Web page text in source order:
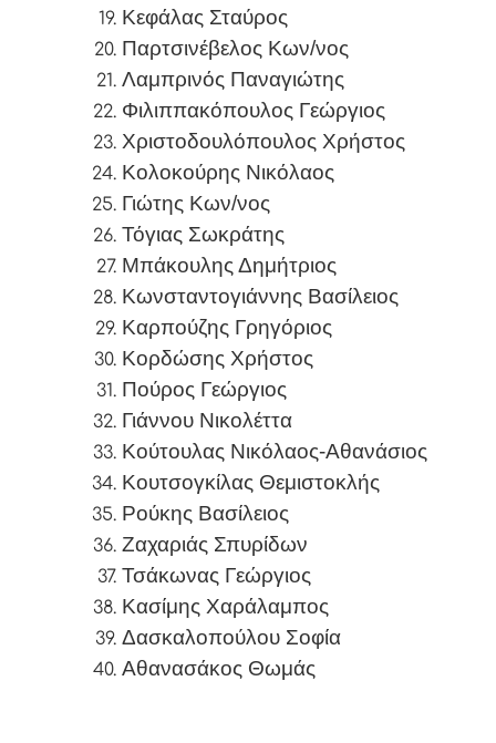
Κεφάλας Σταύρος
Παρτσινέβελος Κων/νος
Λαμπρινός Παναγιώτης
Φιλιππακόπουλος Γεώργιος
Χριστοδουλόπουλος Χρήστος
Κολοκούρης Νικόλαος
Γιώτης Κων/νος
Τόγιας Σωκράτης
Μπάκουλης Δημήτριος
Κωνσταντογιάννης Βασίλειος
Καρπούζης Γρηγόριος
Κορδώσης Χρήστος
Πούρος Γεώργιος
Γιάννου Νικολέττα
Κούτουλας Νικόλαος-Αθανάσιος
Κουτσογκίλας Θεμιστοκλής
Ρούκης Βασίλειος
Ζαχαριάς Σπυρίδων
Τσάκωνας Γεώργιος
Κασίμης Χαράλαμπος
Δασκαλοπούλου Σοφία
Αθανασάκος Θωμάς